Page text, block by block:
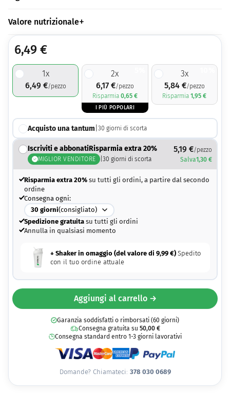
Valore nutrizionale
6,49 €
1x
6,49 €/pezzo
2x
6,17 €/pezzo
Risparmia 0,65 €
I PIÙ POPOLARI
3x
5,84 €/pezzo
Risparmia1,95€
Acquisto una tantum 30 giorni di scorta
Iscriviti e abbonatiRisparmia extra 20%
MIGLIOR VENDITORE | 30 giorni di scorta
5,19 €/pezzo
Salva1,30 €
Risparmia extra 20%su tutti gli ordini, a partire dal secondo
ordine
Consegna ogni:
30 giorni(consigliato)
Spedizione gratuitasu tutti gli ordini
Annulla in qualsiasi momento
+ Shaker in omaggio (del valore di 9,99 €) Spedito
con il tuo ordine attuale
Aggiungi al carrello →
Garanzia soddisfatti o rimborsati (60 giorni)
Consegna gratuita su 50,00 €
Consegna standard entro 1-3 giorni lavorativi
Domande? Chiamateci: 378 030 0689